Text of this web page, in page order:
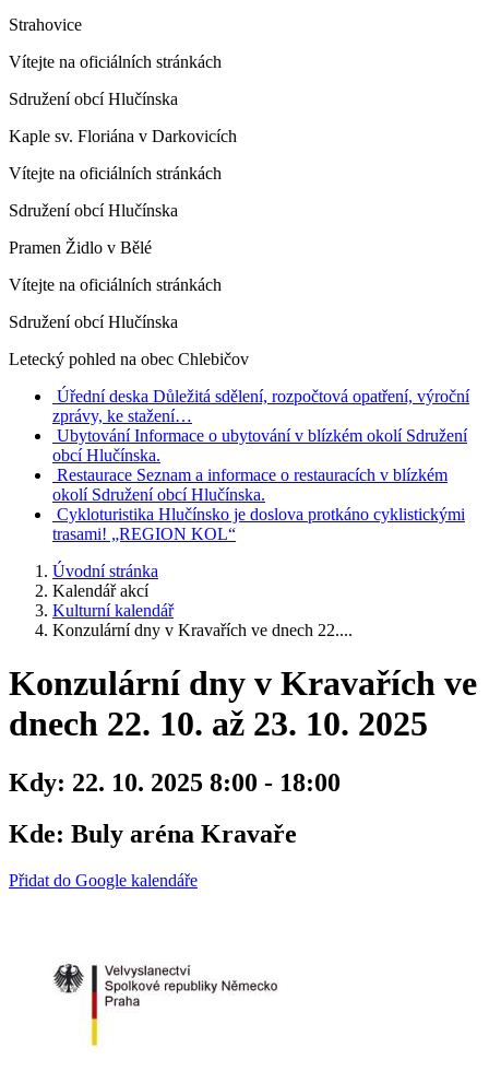
Strahovice
Vítejte na oficiálních stránkách
Sdružení obcí Hlučínska
Kaple sv. Floriána v Darkovicích
Vítejte na oficiálních stránkách
Sdružení obcí Hlučínska
Pramen Židlo v Bělé
Vítejte na oficiálních stránkách
Sdružení obcí Hlučínska
Letecký pohled na obec Chlebičov
Úřední deska Důležitá sdělení, rozpočtová opatření, výroční
zprávy, ke stažení…
Ubytování Informace o ubytování v blízkém okolí Sdružení
obcí Hlučínska.
Restaurace Seznam a informace o restauracích v blízkém
okolí Sdružení obcí Hlučínska.
Cykloturistika Hlučínsko je doslova protkáno cyklistickými
trasami! „REGION KOL“
Úvodní stránka
Kalendář akcí
Kulturní kalendář
Konzulární dny v Kravařích ve dnech 22....
Konzulární dny v Kravařích ve
dnech 22. 10. až 23. 10. 2025
Kdy: 22. 10. 2025 8:00 - 18:00
Kde: Buly aréna Kravaře
Přidat do Google kalendáře